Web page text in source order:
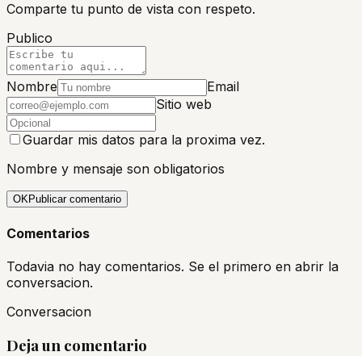
Comparte tu punto de vista con respeto.
Publico
Nombre
Email
Sitio web
Guardar mis datos para la proxima vez.
Nombre y mensaje son obligatorios
OKPublicar comentario
Comentarios
Todavia no hay comentarios. Se el primero en abrir la
conversacion.
Conversacion
Deja un comentario